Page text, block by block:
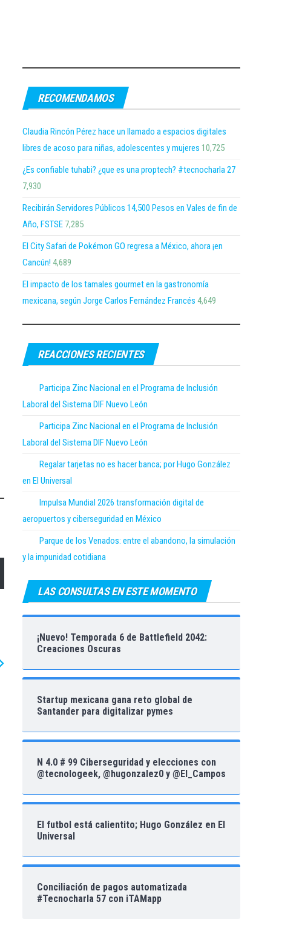
RECOMENDAMOS
Claudia Rincón Pérez hace un llamado a espacios digitales
libres de acoso para niñas, adolescentes y mujeres 10,725
¿Es confiable tuhabi? ¿que es una proptech? #tecnocharla 27
7,930
Recibirán Servidores Públicos 14,500 Pesos en Vales de fin de
Año, FSTSE 7,285
El City Safari de Pokémon GO regresa a México, ahora ¡en
Cancún! 4,689
El impacto de los tamales gourmet en la gastronomía
mexicana, según Jorge Carlos Fernández Francés 4,649
REACCIONES RECIENTES
Participa Zinc Nacional en el Programa de Inclusión
Laboral del Sistema DIF Nuevo León
Participa Zinc Nacional en el Programa de Inclusión
Laboral del Sistema DIF Nuevo León
Regalar tarjetas no es hacer banca; por Hugo González
en El Universal
Impulsa Mundial 2026 transformación digital de
aeropuertos y ciberseguridad en México
Parque de los Venados: entre el abandono, la simulación
y la impunidad cotidiana
LAS CONSULTAS EN ESTE MOMENTO
¡Nuevo! Temporada 6 de Battlefield 2042:
Creaciones Oscuras
Startup mexicana gana reto global de
Santander para digitalizar pymes
N 4.0 # 99 Ciberseguridad y elecciones con
@tecnologeek, @hugonzalez0 y @El_Campos
El futbol está calientito; Hugo González en El
Universal
Conciliación de pagos automatizada
#Tecnocharla 57 con iTAMapp